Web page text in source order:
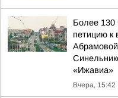
Более 130
петицию к
Абрамовой
«Ижавиа»
Вчера, 15:42